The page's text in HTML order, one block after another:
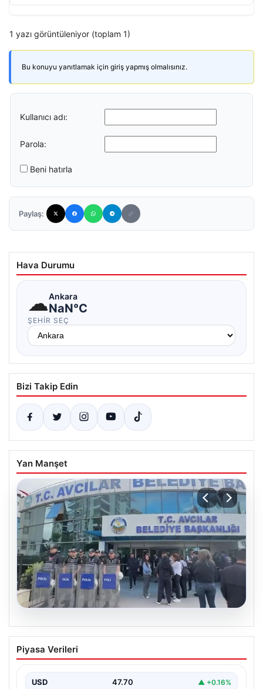
1 yazı görüntüleniyor (toplam 1)
Bu konuyu yanıtlamak için giriş yapmış olmalısınız.
Kullanıcı adı:
Parola:
Beni hatırla
Paylaş:
Hava Durumu
☁Ankara
NaN°C
ŞEHIR SEÇ
Bizi Takip Edin
Yan Manşet
05.08.2026
Avcılar Belediyesi’ne operasyon. 12
şüpheli gözaltına alındı
Piyasa Verileri
USD 47.70 ▲ +0.16%